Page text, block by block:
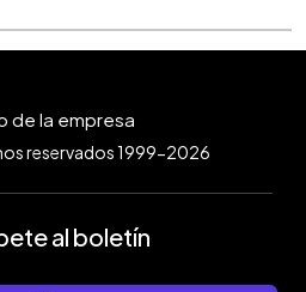
reservados 1999-2026
al boletín